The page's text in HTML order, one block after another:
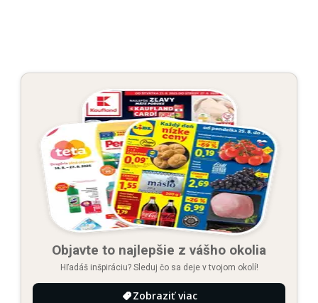
Objavte to najlepšie z vášho okolia
Hľadáš inšpiráciu? Sleduj čo sa deje v tvojom okolí!
Zobraziť viac